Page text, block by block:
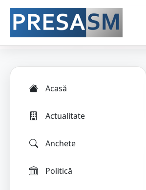
Acasă
Actualitate
Anchete
Politică